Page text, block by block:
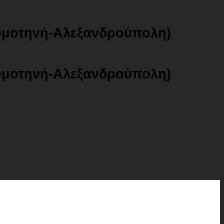
Αλεξανδρούπολη)
Αλεξανδρούπολη)